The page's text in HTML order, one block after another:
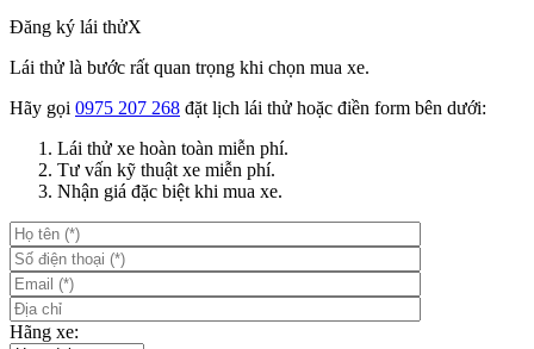
Đăng ký lái thửX
Lái thử là bước rất quan trọng khi chọn mua xe.
Hãy gọi 0975 207 268 đặt lịch lái thử hoặc điền form bên dưới:
Lái thử xe hoàn toàn miễn phí.
Tư vấn kỹ thuật xe miễn phí.
Nhận giá đặc biệt khi mua xe.
Hãng xe: